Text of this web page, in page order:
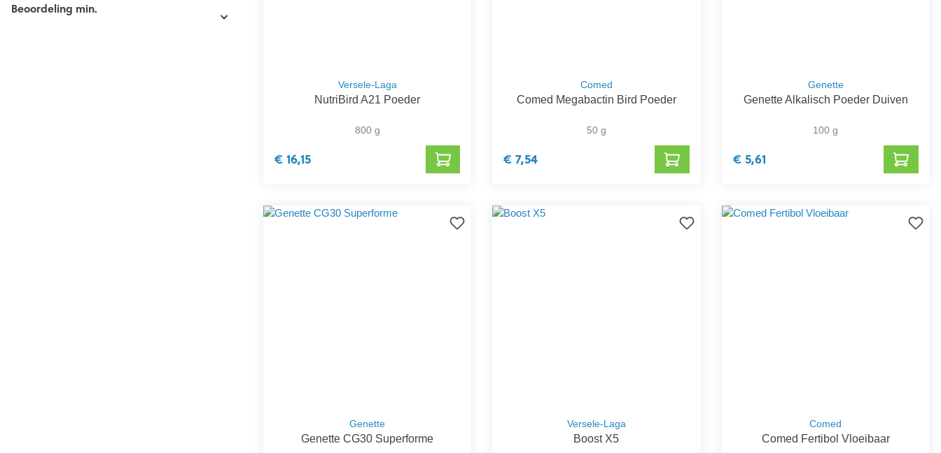
Beoordeling min.
Versele-Laga
NutriBird A21 Poeder
800 g
€ 16,15
Comed
Comed Megabactin Bird Poeder
50 g
€ 7,54
Genette
Genette Alkalisch Poeder Duiven
100 g
€ 5,61
Genette
Genette CG30 Superforme
Versele-Laga
Boost X5
Comed
Comed Fertibol Vloeibaar